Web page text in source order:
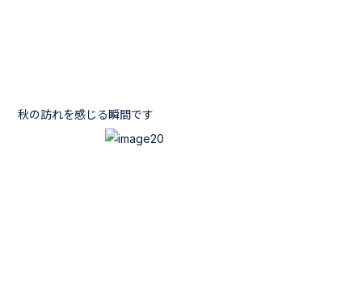
秋の訪れを感じる瞬間です